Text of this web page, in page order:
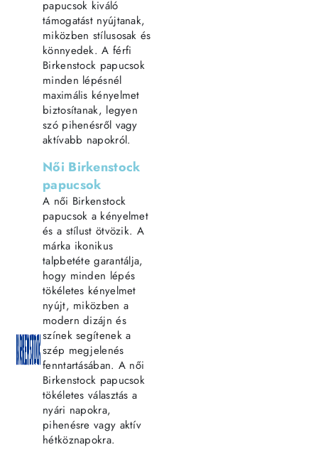
papucsok kiváló
támogatást nyújtanak,
miközben stílusosak és
könnyedek. A férfi
Birkenstock papucsok
minden lépésnél
maximális kényelmet
biztosítanak, legyen
szó pihenésről vagy
aktívabb napokról.
Női Birkenstock
papucsok
A női Birkenstock
papucsok a kényelmet
és a stílust ötvözik. A
márka ikonikus
talpbetéte garantálja,
hogy minden lépés
tökéletes kényelmet
nyújt, miközben a
modern dizájn és
színek segítenek a
szép megjelenés
fenntartásában. A női
Birkenstock papucsok
tökéletes választás a
nyári napokra,
pihenésre vagy aktív
hétköznapokra.